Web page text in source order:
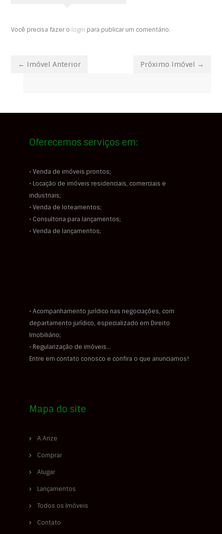
Você precisa fazer o login para publicar um comentário.
← Imóvel Anterior Próximo Imóvel →
Oferecemos serviços em:
• Venda de imóveis prontos;
• Locação de imóveis residenciais, comerciais e
industriais;
• Venda de loteamentos;
• Consultoria para lançamentos;
• Venda de lançamentos;
• Acompanhamento jurídico nas negociações, com
departamento jurídico, especializado em Direito
Imobiliário;
• Regularização de imóveis…
Entre em contato conosco e confira o que anunciamos!
Mapa do site
A Arize
Comprar
Alugar
Lançamentos
Todos os Imóveis
Contato